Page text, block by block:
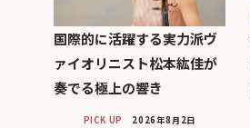
国際的に活躍する実力派ヴ
ァイオリニスト松本紘佳が
奏でる極上の響き
PICK UP 2026年8月2日